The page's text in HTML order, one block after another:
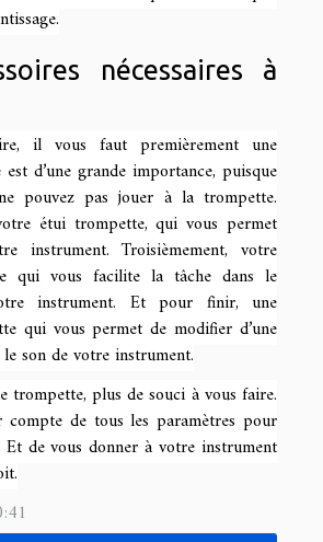
nécessaires à
il vous faut premièrement une
d’une grande importance, puisque
pouvez pas jouer à la trompette.
étui trompette, qui vous permet
instrument. Troisièmement, votre
qui vous facilite la tâche dans le
instrument. Et pour finir, une
qui vous permet de modifier d’une
son de votre instrument.
trompette, plus de souci à vous faire.
de tous les paramètres pour
de vous donner à votre instrument